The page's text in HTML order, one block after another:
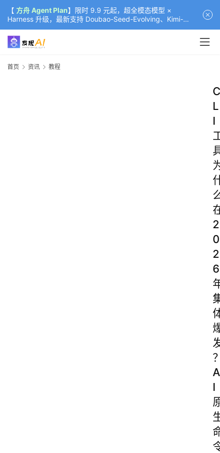
【 方舟 Agent Plan】限时 9.9 元起，超全模态模型 ×
Harness 升级，最新支持 Doubao-Seed-Evolving、Kimi-
K3（部分）、GLM-5.2
首页 资讯 教程
C
L
I
2
0
2
6
A
I